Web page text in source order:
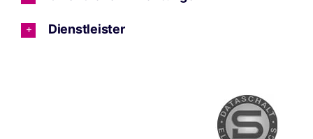
Dienstleister